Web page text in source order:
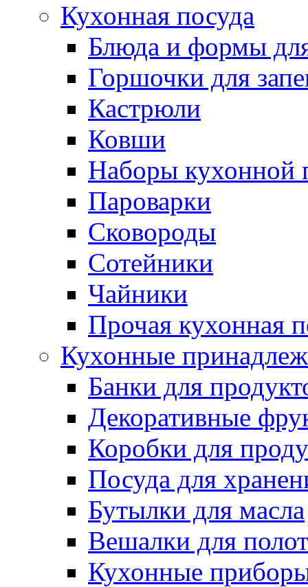
Кухонная посуда
Блюда и формы
Горшочки для
Кастрюли
Ковши
Наборы кухонной
Пароварки
Сковороды
Сотейники
Чайники
Прочая кухонная
Кухонные
Банки для
Декоративные
Коробки для
Посуда для
Бутылки для масла
Вешалки для
Кухонные